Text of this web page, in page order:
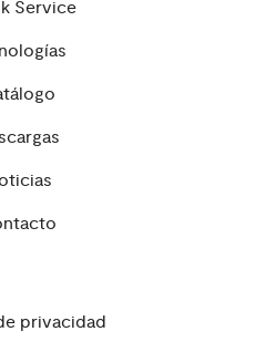
Service
privacidad